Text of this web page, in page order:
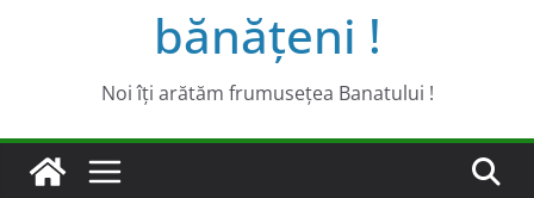
bănăţeni !
Noi îţi arătăm frumuseţea Banatului !